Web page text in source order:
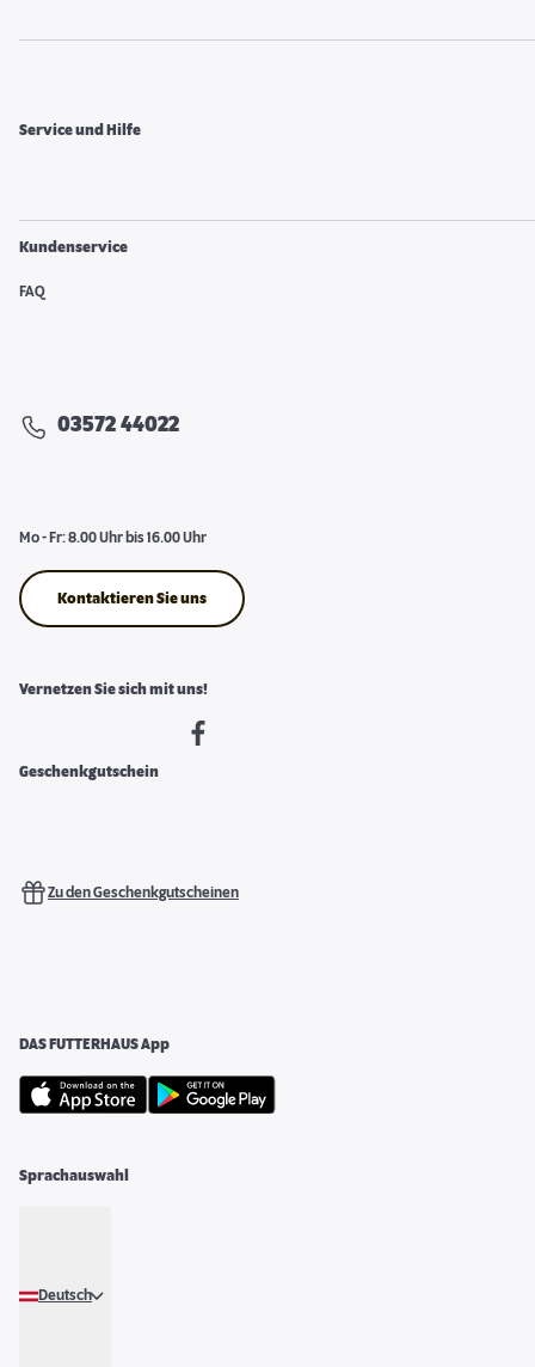
Service und Hilfe
Kundenservice
FAQ
03572 44022
Mo - Fr: 8.00 Uhr bis 16.00 Uhr
Kontaktieren Sie uns
Vernetzen Sie sich mit uns!
Geschenkgutschein
Zu den Geschenkgutscheinen
DAS FUTTERHAUS App
Sprachauswahl
Deutsch